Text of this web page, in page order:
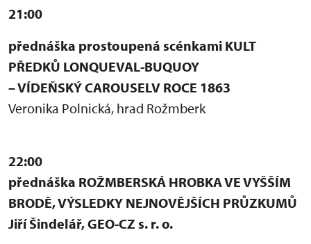
21:00
přednáška prostoupená scénkami KULT
PŘEDKŮ LONQUEVAL-BUQUOY
– VÍDEŇSKÝ CAROUSELV ROCE 1863
Veronika Polnická, hrad Rožmberk
22:00
přednáška ROŽMBERSKÁ HROBKA VE VYŠŠÍM
BRODĚ, VÝSLEDKY NEJNOVĚJŠÍCH PRŮZKUMŮ
Jiří Šindelář, GEO-CZ s. r. o.